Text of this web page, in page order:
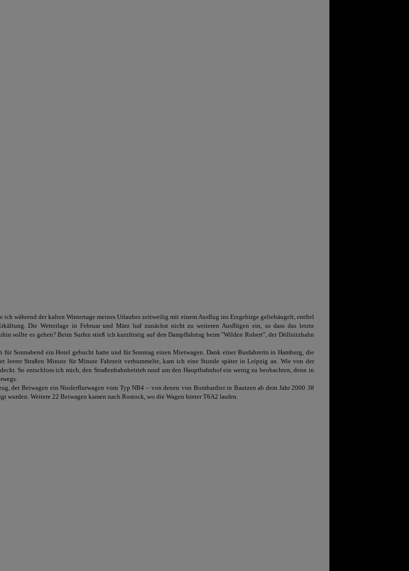
während der kalten Wintertage meines Urlaubes zeitweilig mit einem Ausflug ins Erzgebirge geliebäugelt, entfiel
Die Wetterlage in Februar und März lud zunächst nicht zu weiteren Ausflügen ein, so dass das letzte
sollte es gehen? Beim Surfen stieß ich kurzfristig auf den Dampffahrtag beim "Wilden Robert", der Döllnitzbahn
Sonnabend ein Hotel gebucht hatte und für Sonntag einen Mietwagen. Dank einer Busfahrerin in Hamburg, die
Straßen Minute für Minute Fahrzeit verbummelte, kam ich eine Stunde später in Leipzig an. Wie von der
So entschloss ich mich, den Straßenbahnbetrieb rund um den Hauptbahnhof ein wenig zu beobachten, denn in
der Beiwagen ein Niederflurwagen vom Typ NB4 – von denen von Bombardier in Bautzen ab dem Jahr 2000 38
wurden. Weitere 22 Beiwagen kamen nach Rostock, wo die Wagen hinter T6A2 laufen.